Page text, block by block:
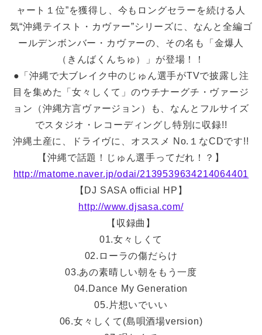
ャート１位”を獲得し、今もロングセラーを続ける人
気“沖縄テイスト・カヴァー”シ­リーズに、なんと全編ゴ
ールデンボンバー・カヴァーの、その名も「金爆人
（きんばくん­ちゅ）」が登場！！
●「沖縄で大ブレイク中のじゅん選手がTVで披露し注
目を集めた「女々しくて」のウチ­ナーグチ・ヴァージ
ョン（沖縄方言ヴァージョン）も、なんとフルサイズ
でスタジオ・レ­コーディングし特別に収録!!
沖縄土産に、ドライヴに、オススメ No.１なCDです!!
【沖縄で話題！じゅん選手ってだれ！？】
http://matome.naver.jp/odai/2139539634214064401
【DJ SASA official HP】
http://www.djsasa.com/
【収録曲】
01.女々しくて
02.ローラの傷だらけ
03.あの素晴しい朝をもう一度
04.Dance My Generation
05.片想いでいい
06.女々しくて(島唄酒場version)